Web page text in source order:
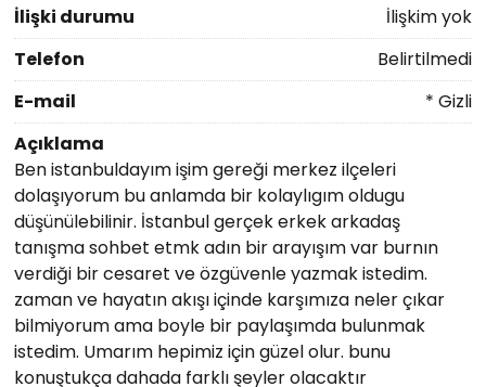
İlişki durumu
İlişkim yok
Telefon
Belirtilmedi
E-mail
* Gizli
Açıklama
Ben istanbuldayım işim gereği merkez ilçeleri
dolaşıyorum bu anlamda bir kolaylıgım oldugu
düşünülebilinir. İstanbul gerçek erkek arkadaş
tanışma sohbet etmk adın bir arayışım var burnın
verdiği bir cesaret ve özgüvenle yazmak istedim.
zaman ve hayatın akışı içinde karşımıza neler çıkar
bilmiyorum ama boyle bir paylaşımda bulunmak
istedim. Umarım hepimiz için güzel olur. bunu
konuştukça dahada farklı şeyler olacaktır